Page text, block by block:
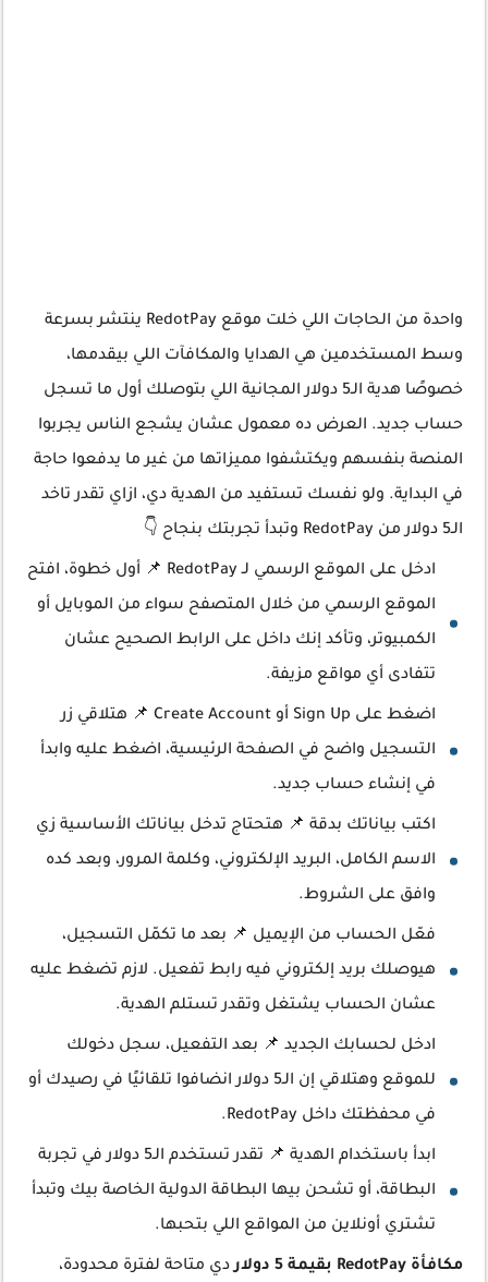
واحدة من الحاجات اللي خلت موقع RedotPay ينتشر بسرعة
وسط المستخدمين هي الهدايا والمكافآت اللي بيقدمها،
خصوصًا هدية الـ5 دولار المجانية اللي بتوصلك أول ما تسجل
حساب جديد. العرض ده معمول عشان يشجع الناس يجربوا
المنصة بنفسهم ويكتشفوا مميزاتها من غير ما يدفعوا حاجة
في البداية. ولو نفسك تستفيد من الهدية دي، ازاي تقدر تاخد
الـ5 دولار من RedotPay وتبدأ تجربتك بنجاح 👇
ادخل على الموقع الرسمي لـ RedotPay 📌 أول خطوة، افتح
الموقع الرسمي من خلال المتصفح سواء من الموبايل أو
الكمبيوتر، وتأكد إنك داخل على الرابط الصحيح عشان
تتفادى أي مواقع مزيفة.
اضغط على Sign Up أو Create Account 📌 هتلاقي زر
التسجيل واضح في الصفحة الرئيسية، اضغط عليه وابدأ
في إنشاء حساب جديد.
اكتب بياناتك بدقة 📌 هتحتاج تدخل بياناتك الأساسية زي
الاسم الكامل، البريد الإلكتروني، وكلمة المرور، وبعد كده
وافق على الشروط.
فعّل الحساب من الإيميل 📌 بعد ما تكمّل التسجيل،
هيوصلك بريد إلكتروني فيه رابط تفعيل. لازم تضغط عليه
عشان الحساب يشتغل وتقدر تستلم الهدية.
ادخل لحسابك الجديد 📌 بعد التفعيل، سجل دخولك
للموقع وهتلاقي إن الـ5 دولار انضافوا تلقائيًا في رصيدك أو
في محفظتك داخل RedotPay.
ابدأ باستخدام الهدية 📌 تقدر تستخدم الـ5 دولار في تجربة
البطاقة، أو تشحن بيها البطاقة الدولية الخاصة بيك وتبدأ
تشتري أونلاين من المواقع اللي بتحبها.
مكافأة RedotPay بقيمة 5 دولار
دي متاحة لفترة محدودة،